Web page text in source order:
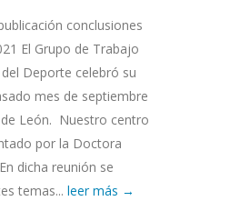
conclusiones
El Grupo de Trabajo
Deporte celebró su
mes de septiembre
de León. Nuestro centro
por la Doctora
dicha reunión se
temas... leer más →